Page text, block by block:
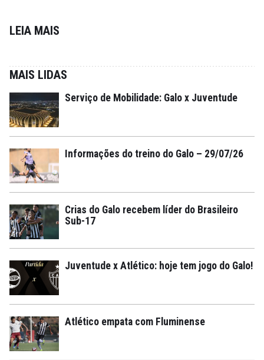
LEIA MAIS
MAIS LIDAS
Serviço de Mobilidade: Galo x Juventude
Informações do treino do Galo – 29/07/26
Crias do Galo recebem líder do Brasileiro
Sub-17
Juventude x Atlético: hoje tem jogo do Galo!
Atlético empata com Fluminense